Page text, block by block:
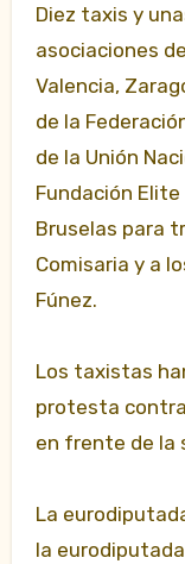
Diez taxis y
asociaciones
Valencia,
de la
de la Unión
Fundación
Bruselas para
Comisaria y a
Fúnez.
Los taxistas
protesta
en frente de la
La
la